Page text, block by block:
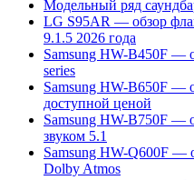
Модельный ряд
LG S95AR — обзор
9.1.5 2026 года
Samsung HW-B450F —
series
Samsung HW-B650F —
доступной ценой
Samsung HW-B750F —
звуком 5.1
Samsung HW-Q600F —
Dolby Atmos